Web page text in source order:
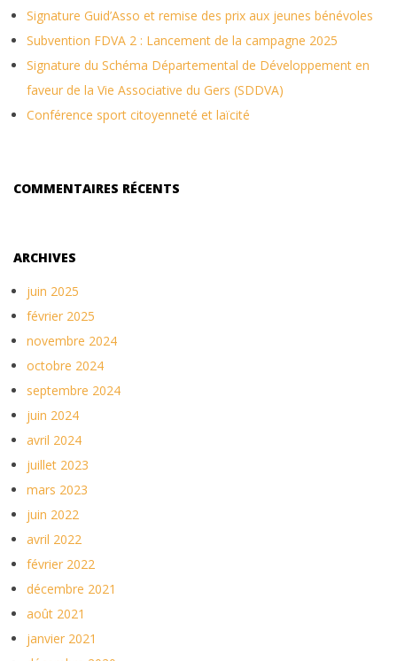
Signature Guid’Asso et remise des prix aux jeunes bénévoles
Subvention FDVA 2 : Lancement de la campagne 2025
Signature du Schéma Départemental de Développement en
faveur de la Vie Associative du Gers (SDDVA)
Conférence sport citoyenneté et laïcité
COMMENTAIRES RÉCENTS
ARCHIVES
juin 2025
février 2025
novembre 2024
octobre 2024
septembre 2024
juin 2024
avril 2024
juillet 2023
mars 2023
juin 2022
avril 2022
février 2022
décembre 2021
août 2021
janvier 2021